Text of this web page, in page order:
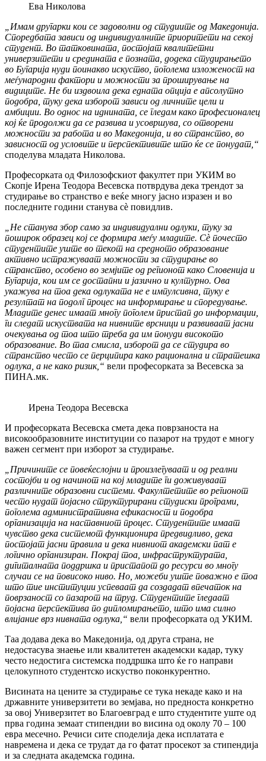
Ева Николова
„Имам другарки кои се задоволни од студиите од Македонија.
Споредбата зависи од индивидуалните приоритети на секој
студент. Во татковината, постојат квалитетни
универзитети и средината е позната, додека студирањето
во Бугарија нуди поинакво искуство, поголема изложеност на
меѓународни фактори и можности за проширување на
видиците. Не би издвоила дека едната опција е апсолутно
подобра, туку дека изборот зависи од личните цели и
амбиции. Во однос на иднината, се гледам како професионалец
кој ќе продолжи да се развива и усовршува, со отворени
можности за работа и во Македонија, и во странство, во
зависност од условите и перспективите што ќе се понудат,“
споделува младата Николова.
Професорката од Филозофскиот факултет при УКИМ во
Скопје Ирена Теодора Весевска потврдува дека трендот за
студирање во странство е веќе многу јасно изразен и во
последните години станува сè повидлив.
„Не станува збор само за индивидуални одлуки, туку за
поширок образец кој се формира меѓу младите. Сè почесто
студентите уште во текот на средното образование
активно истражуваат можности за студирање во
странство, особено во земјите од регионот како Словенија и
Бугарија, кои им се достапни и јазично и културно. Ова
укажува на тоа дека одлуката не е импулсивна, туку е
резултат на подолг процес на информирање и споредување.
Младите денес имаат многу поголем пристап до информации,
ги следат искуствата на нивните врсници и развиваат јасни
очекувања од тоа што треба да им понуди високото
образование. Во таа смисла, изборот да се студира во
странство често се перципира како рационална и стратешка
одлука, а не како ризик,“ вели професорката за Весевска за
ПИНА.мк.
Ирена Теодора Весевска
И професорката Весевска смета дека поврзаноста на
високообразовните институции со пазарот на трудот е многу
важен сегмент при изборот за студирање.
„Причините се повеќеслојни и произлегуваат и од реални
состојби и од начинот на кој младите ги доживуваат
различните образовни системи. Факултетите во регионот
често нудат појасно структурирани студиски програми,
поголема административна ефикасност и подобра
организација на наставниот процес. Студентите имаат
чувство дека системот функционира предвидливо, дека
постојат јасни правила и дека нивниот академски пат е
логично организиран. Покрај тоа, инфраструктурата,
дигиталната поддршка и пристапот до ресурси во многу
случаи се на повисоко ниво. Но, можеби уште поважно е тоа
што тие институции успеваат да создадат впечаток на
поврзаност со пазарот на труд. Студентите гледаат
појасна перспектива по дипломирањето, што има силно
влијание врз нивната одлука,“ вели професорката од УКИМ.
Таа додава дека во Македонија, од друга страна, не
недостасува знаење или квалитетен академски кадар, туку
често недостига системска поддршка што ќе го направи
целокупното студентско искуство поконкурентно.
Висината на цените за студирање се тука некаде како и на
државните универзитети во земјава, но предноста конкретно
за овој Универзитет во Благоевград е што студентите уште од
прва година земаат стипендии во висина од околу 70 – 100
евра месечно. Речиси сите споделија дека исплатата е
навремена и дека се трудат да го фатат просекот за стипендија
и за следната академска година.